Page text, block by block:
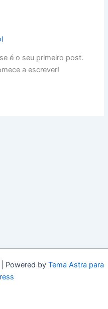
é o seu primeiro post.
a escrever!
Powered by Tema Astra para